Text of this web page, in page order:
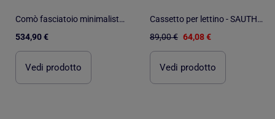
Comò fasciatoio minimalista con vani portaoggetti Selva – Roba
534,90 €
Vedi prodotto
Cassetto per lettino - SAUTHON
89,00 € 64,08 €
Vedi prodotto